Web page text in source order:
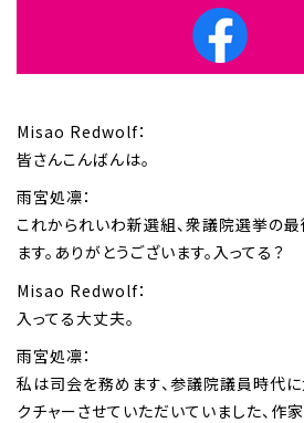
Misao Redwolf：
皆さんこんばんは。
雨宮処凛：
これかられいわ新選組、衆議院選挙の
ます。ありがとうございます。入ってる？
Misao Redwolf：
入ってる大丈夫。
雨宮処凛：
私は司会を務めます、参議院議員時代
クチャーさせていただいていました、作